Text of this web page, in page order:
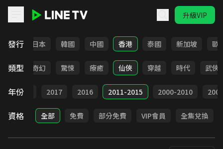
升級VIP
發行
台灣 日本 韓國 中國 香港 泰國 新加坡 歐
類型
BL 奇幻 驚悚 療癒 仙俠 穿越 時代 武俠
年份
2018 2017 2016 2011-2015 2000-2010
資格 全部 免費 部分免費 VIP會員 全集兌換